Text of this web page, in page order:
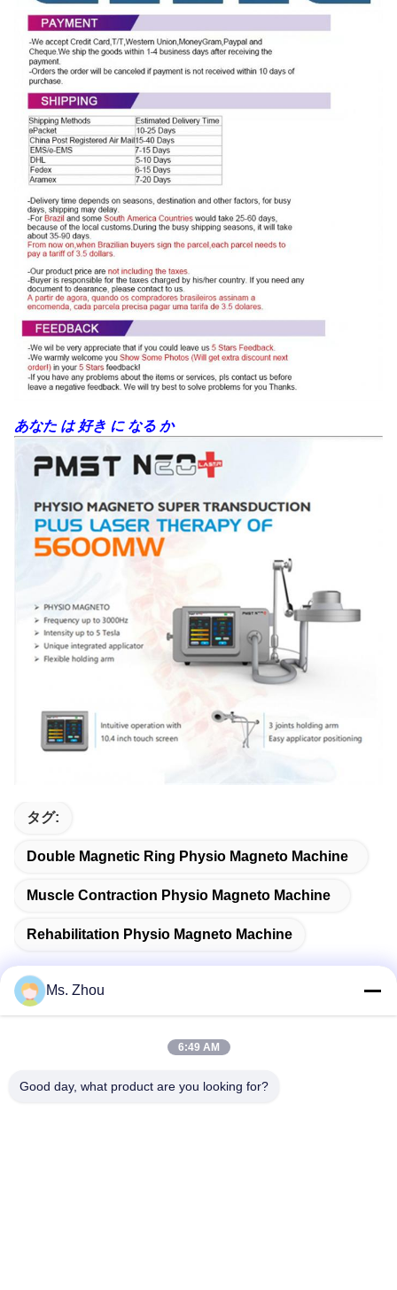
あなた は 好き に なる か
タグ:
Double Magnetic Ring Physio Magneto Machine
Muscle Contraction Physio Magneto Machine
Rehabilitation Physio Magneto Machine
住所
Ms. Zhou
6:49 AM
Good day, what product are you looking for?